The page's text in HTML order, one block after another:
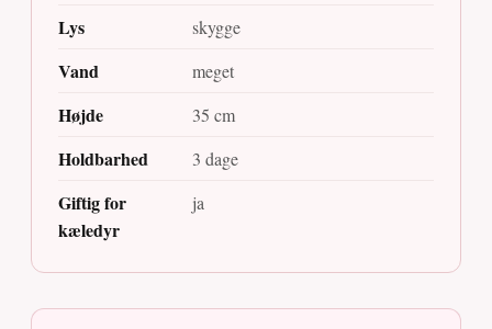
Lys skygge
Vand meget
Højde 35 cm
Holdbarhed 3 dage
Giftig for
kæledyr
ja